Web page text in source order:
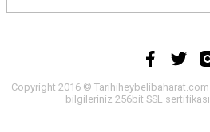
Copyright 2016 © Tarihiheybelibaharat.com
bilgileriniz 256bit SSL